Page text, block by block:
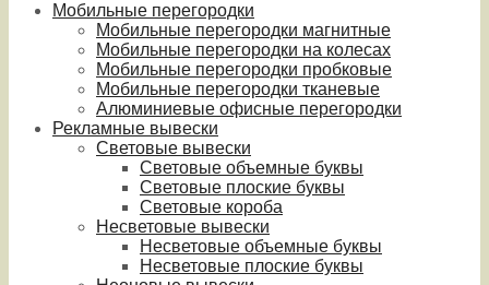
Мобильные перегородки
Мобильные перегородки магнитные
Мобильные перегородки на колесах
Мобильные перегородки пробковые
Мобильные перегородки тканевые
Алюминиевые офисные перегородки
Рекламные вывески
Световые вывески
Световые объемные буквы
Световые плоские буквы
Световые короба
Несветовые вывески
Несветовые объемные буквы
Несветовые плоские буквы